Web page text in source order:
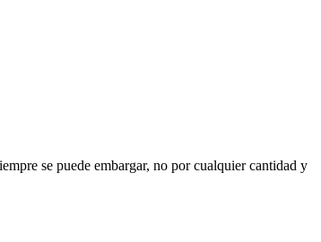
se puede embargar, no por cualquier cantidad y